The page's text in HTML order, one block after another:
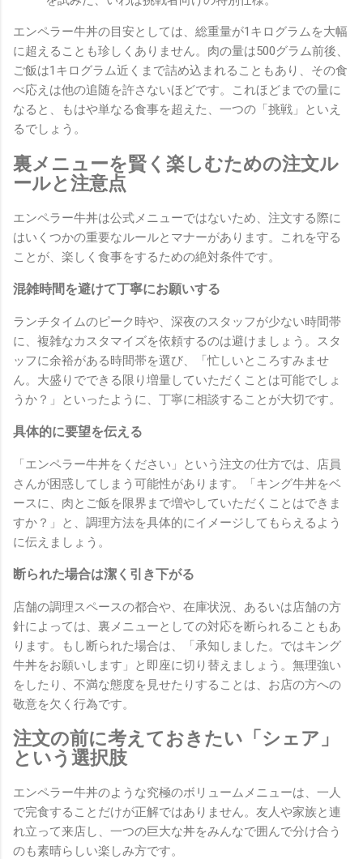
エンペラー牛丼の目安としては、総重量が1キログラムを大幅
に超えることも珍しくありません。肉の量は500グラム前後、
ご飯は1キログラム近くまで詰め込まれることもあり、その食
べ応えは他の追随を許さないほどです。これほどまでの量に
なると、もはや単なる食事を超えた、一つの「挑戦」といえ
るでしょう。
裏メニューを賢く楽しむための注文ル
ールと注意点
エンペラー牛丼は公式メニューではないため、注文する際に
はいくつかの重要なルールとマナーがあります。これを守る
ことが、楽しく食事をするための絶対条件です。
混雑時間を避けて丁寧にお願いする
ランチタイムのピーク時や、深夜のスタッフが少ない時間帯
に、複雑なカスタマイズを依頼するのは避けましょう。スタ
ッフに余裕がある時間帯を選び、「忙しいところすみませ
ん。大盛りでできる限り増量していただくことは可能でしょ
うか？」といったように、丁寧に相談することが大切です。
具体的に要望を伝える
「エンペラー牛丼をください」という注文の仕方では、店員
さんが困惑してしまう可能性があります。「キング牛丼をベ
ースに、肉とご飯を限界まで増やしていただくことはできま
すか？」と、調理方法を具体的にイメージしてもらえるよう
に伝えましょう。
断られた場合は潔く引き下がる
店舗の調理スペースの都合や、在庫状況、あるいは店舗の方
針によっては、裏メニューとしての対応を断られることもあ
ります。もし断られた場合は、「承知しました。ではキング
牛丼をお願いします」と即座に切り替えましょう。無理強い
をしたり、不満な態度を見せたりすることは、お店の方への
敬意を欠く行為です。
注文の前に考えておきたい「シェア」
という選択肢
エンペラー牛丼のような究極のボリュームメニューは、一人
で完食することだけが正解ではありません。友人や家族と連
れ立って来店し、一つの巨大な丼をみんなで囲んで分け合う
のも素晴らしい楽しみ方です。